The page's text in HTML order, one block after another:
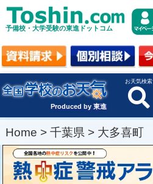
予備校・大学受験の東進ドットコム
Produced by 東進
お天気検索
Home > 千葉県 > 大多喜町